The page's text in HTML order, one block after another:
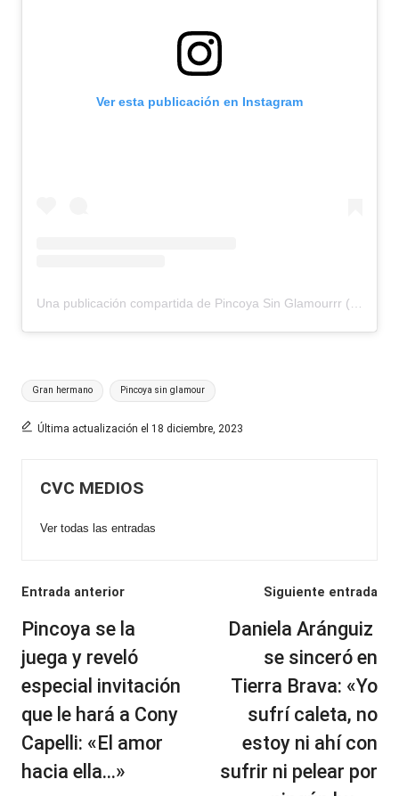
Ver esta publicación en Instagram
Etiquetas:
Gran hermano Pincoya sin glamour
Última actualización el 18 diciembre, 2023
CVC MEDIOS
Ver todas las entradas
Navegación
de
entradas
Entrada anterior
Pincoya se la
juega y reveló
especial invitación
que le hará a Cony
Capelli: «El amor
hacia ella…»
Siguiente entrada
Daniela Aránguiz
se sinceró en
Tierra Brava: «Yo
sufrí caleta, no
estoy ni ahí con
sufrir ni pelear por